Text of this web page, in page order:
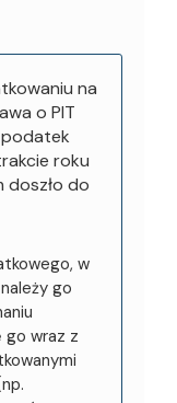
na
o PIT
podatek
roku
do
w
go
go wraz z